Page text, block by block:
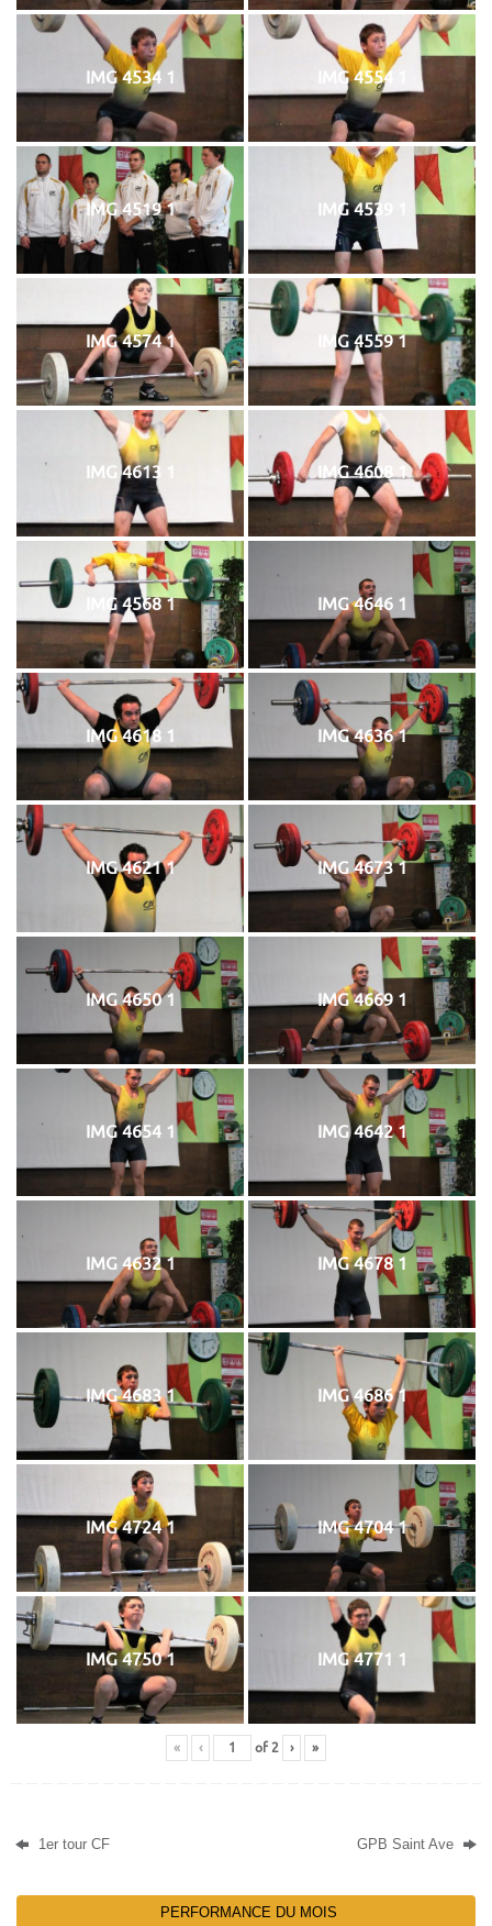
IMG 4534 1 IMG 4554 1
IMG 4519 1 IMG 4539 1
IMG 4574 1 IMG 4559 1
IMG 4613 1 IMG 4608 1
IMG 4568 1 IMG 4646 1
IMG 4618 1 IMG 4636 1
IMG 4621 1 IMG 4673 1
IMG 4650 1 IMG 4669 1
IMG 4654 1 IMG 4642 1
IMG 4632 1 IMG 4678 1
IMG 4683 1 IMG 4686 1
IMG 4724 1 IMG 4704 1
IMG 4750 1 IMG 4771 1
« ‹ of2 › »
1er tour CF GPB Saint Ave
PERFORMANCE DU MOIS